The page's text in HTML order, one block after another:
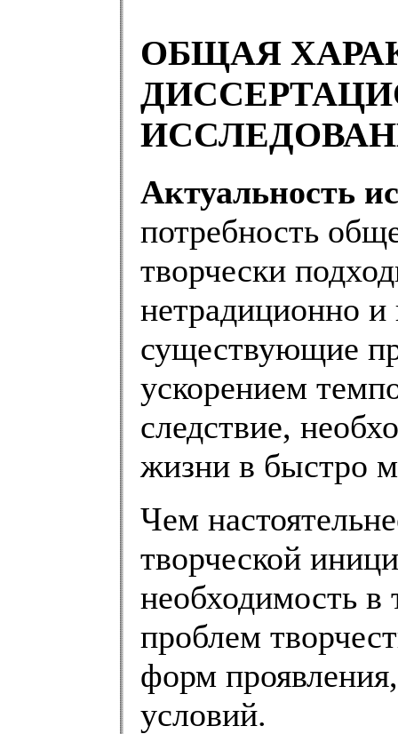
ОБЩАЯ
Актуальность
потребность
творчески
нетрадиционно и
существующие
ускорением
следствие,
жизни в быстро
Чем
творческой
необходимость в
проблем
форм
условий.